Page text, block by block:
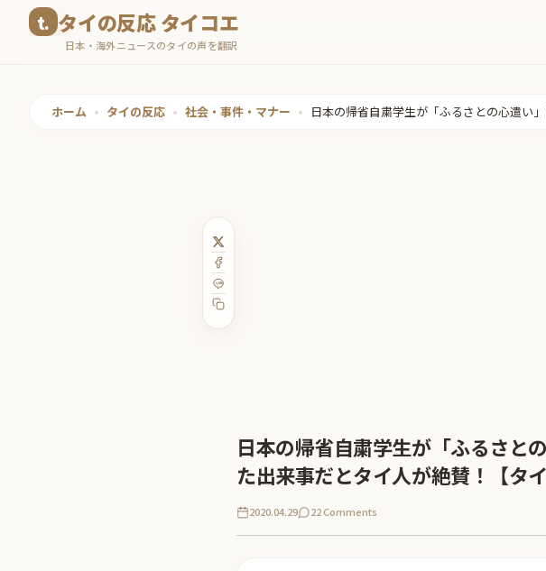
タイの反応 タイコエ
日本・海外ニュースのタイの声を翻訳
ホーム • タイの反応 • 社会・事件・マナー • 日本の帰省自粛学生が「ふるさとの心遣い
日本の帰省自粛学生が「ふるさと
た出来事だとタイ人が絶賛！【タイ
2020.04.29 22 Comments